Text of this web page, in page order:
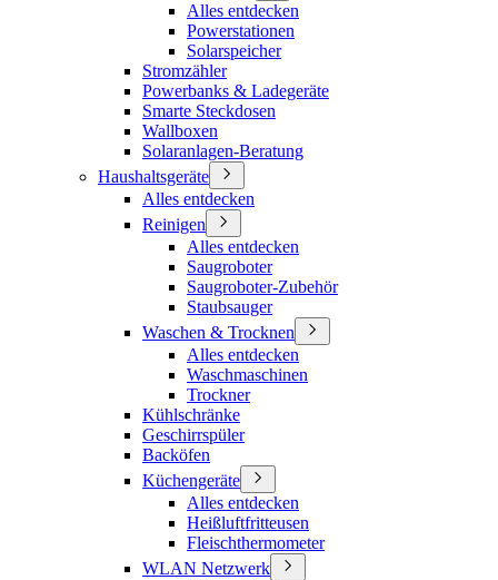
Alles entdecken
Powerstationen
Solarspeicher
Stromzähler
Powerbanks & Ladegeräte
Smarte Steckdosen
Wallboxen
Solaranlagen-Beratung
Haushaltsgeräte
Alles entdecken
Reinigen
Alles entdecken
Saugroboter
Saugroboter-Zubehör
Staubsauger
Waschen & Trocknen
Alles entdecken
Waschmaschinen
Trockner
Kühlschränke
Geschirrspüler
Backöfen
Küchengeräte
Alles entdecken
Heißluftfritteusen
Fleischthermometer
WLAN Netzwerk